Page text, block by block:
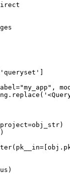
'queryset'
"my_app" ,